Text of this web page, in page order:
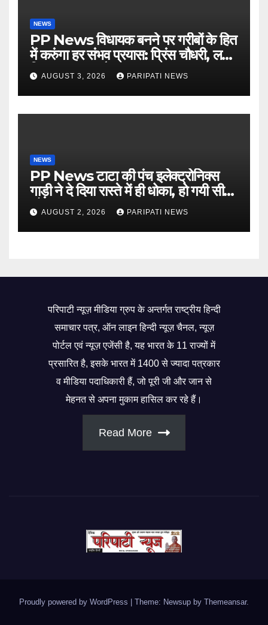
NEWS
PP News विधायक बनने पर गरीबों के हित
में करुंगा हर संभव प्रयास: प्रिंस चौधरी, लगाई
किसान मजदूर चौपाल
AUGUST 3, 2026 PARIPATI NEWS
NEWS
PP News टाटा की पंच इलेक्ट्रोनिक्स
गाड़ी ने दे दिया रास्ते में ही धोका, हो गयी सीज,
जो सब बताया झूठ
AUGUST 2, 2026 PARIPATI NEWS
परिपाटी न्यूज़ मीडिया ग्रुप के अन्तर्गत राष्ट्रीय हिन्दी
समाचार पत्र, ऑन लाइन हिन्दी न्यूज़ चैनल, न्यूज़
पोर्टल एवं न्यूज़ एजेंसी है, यह भारत के 11 राज्यों में
प्रसारित है, इसके भारत में 1400 से ज्यादा पत्रकार
व मीडिया पदाधिकारी हैं, जो पूरी जी और जान से
मेहनत से अपना मुकाम हासिल कर रहे हैं।
Read More
Proudly powered by WordPress Theme: Newsup by Themeansar.